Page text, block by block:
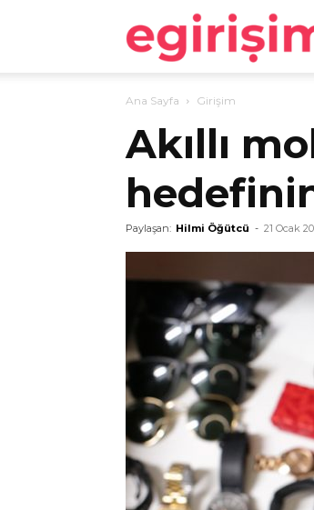
Ana Sayfa Girişim
Akıllı
Paylaşan: Hilmi Öğütcü - 21 Ocak